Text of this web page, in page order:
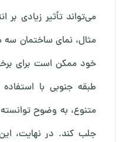
می‌تواند تأثیر زیادی بر
مثال، نمای ساختمان
خود ممکن است برای
طبقه جنوبی با
متنوع، به وضوح
جلب کند. در نهایت،